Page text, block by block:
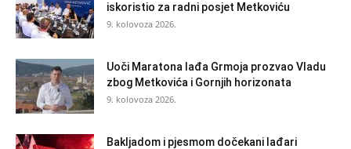
iskoristio za radni posjet Metkoviću
9. kolovoza 2026.
Uoči Maratona lađa Grmoja prozvao Vladu
zbog Metkovića i Gornjih horizonata
9. kolovoza 2026.
Bakljadom i pjesmom dočekani lađari